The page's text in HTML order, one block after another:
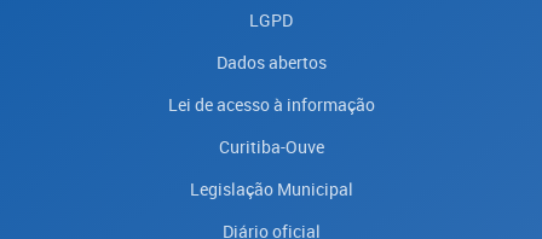
LGPD
Dados abertos
Lei de acesso à informação
Curitiba-Ouve
Legislação Municipal
Diário oficial